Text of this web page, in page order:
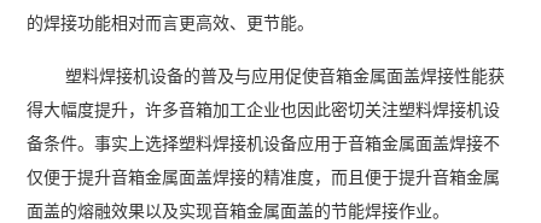
的焊接功能相对而言更高效、更节能。
塑料焊接机设备的普及与应用促使音箱金属面盖焊接性能获
得大幅度提升，许多音箱加工企业也因此密切关注塑料焊接机设
备条件。事实上选择塑料焊接机设备应用于音箱金属面盖焊接不
仅便于提升音箱金属面盖焊接的精准度，而且便于提升音箱金属
面盖的熔融效果以及实现音箱金属面盖的节能焊接作业。